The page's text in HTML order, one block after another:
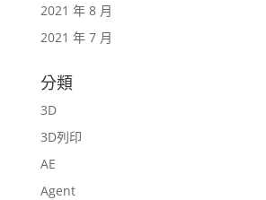
2021 年 8 月
2021 年 7 月
分類
3D
3D列印
AE
Agent